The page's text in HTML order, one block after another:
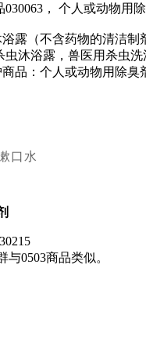
， 个人或动物用
露（不含药物的清洁
虫沐浴露，兽医用杀虫
品：个人或动物用除臭
口水
0503商品类似。